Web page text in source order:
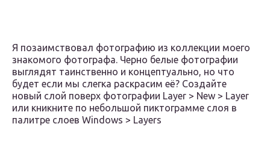
Я позаимствовал фотографию из коллекции моего
знакомого фотографа. Черно белые фотографии
выглядят таинственно и концептуально, но что
будет если мы слегка раскрасим её? Создайте
новый слой поверх фотографии Layer > New > Layer
или кникните по небольшой пиктограмме слоя в
палитре слоев Windows > Layers